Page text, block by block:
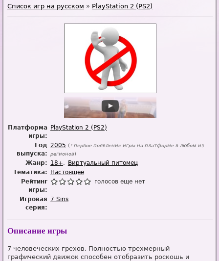
Список игр на русском » PlayStation 2 (PS2)
Платформа
игры:
PlayStation 2 (PS2)
Год
выпуска:
2005 (? первое появление игры на платформе в любом из
регионов)
Жанр: 18+
Виртуальный питомец
Тематика:
Настоящее
Рейтинг
игры:
голосов еще нет
Игровая
серия:
7 Sins
Описание игры
7 человеческих грехов. Полностью трехмерный
графический движок способен отобразить роскошь и